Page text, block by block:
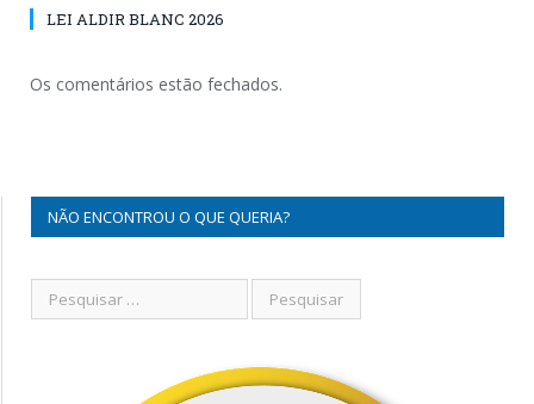
LEI ALDIR BLANC 2026
Os comentários estão fechados.
NÃO ENCONTROU O QUE QUERIA?